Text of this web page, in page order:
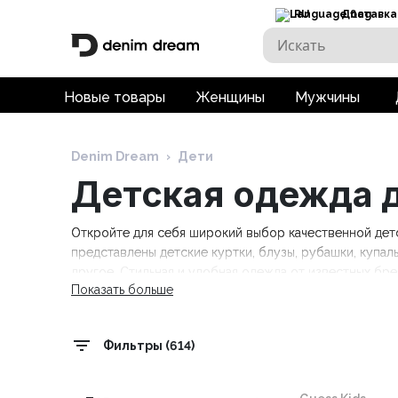
RU Доставка
Новые товары Женщины Мужчины
Denim Dream › Дети
Детская одежда
Откройте для себя широкий выбор качественной
представлены детские куртки, блузы, рубашки,
Tommy Hilfiger Kids, Trespass. Бесплатная доставка
Показать больше
Фильтры (614)